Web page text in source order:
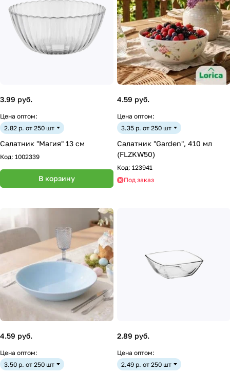
3.99 руб.
Цена оптом:
2.82 р. от 250 шт
Салатник "Магия" 13 см
Код: 1002339
В корзину
4.59 руб.
Цена оптом:
3.35 р. от 250 шт
Салатник "Garden", 410 мл
(FLZKW50)
Код: 123941
Под заказ
4.59 руб.
Цена оптом:
3.50 р. от 250 шт
2.89 руб.
Цена оптом:
2.49 р. от 250 шт